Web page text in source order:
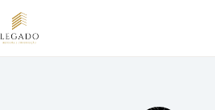
para
o